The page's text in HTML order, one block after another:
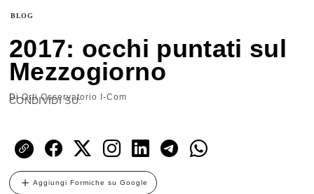
BLOG
2017: occhi puntati sul
Mezzogiorno
DiOrti Osservatorio I-Com
CONDIVIDI SU:
Aggiungi Formiche su Google